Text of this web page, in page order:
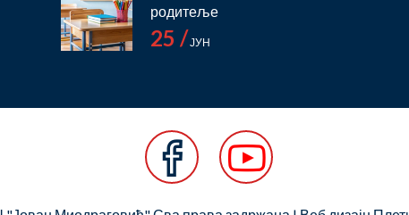
родитеље
25 /ЈУН